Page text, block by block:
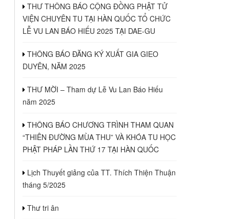
THƯ THÔNG BÁO CỘNG ĐỒNG PHẬT TỬ
VIỆN CHUYÊN TU TẠI HÀN QUỐC TỔ CHỨC
LỄ VU LAN BÁO HIẾU 2025 TẠI DAE-GU
THÔNG BÁO ĐĂNG KÝ XUẤT GIA GIEO
DUYÊN, NĂM 2025
THƯ MỜI – Tham dự Lễ Vu Lan Báo Hiếu
năm 2025
THÔNG BÁO CHƯƠNG TRÌNH THAM QUAN
“THIÊN ĐƯỜNG MÙA THU” VÀ KHÓA TU HỌC
PHẬT PHÁP LẦN THỨ 17 TẠI HÀN QUỐC
Lịch Thuyết giảng của TT. Thích Thiện Thuận
tháng 5/2025
Thư tri ân